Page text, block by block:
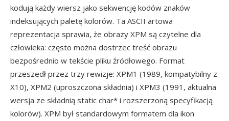
kodują każdy wiersz jako sekwencję kodów znaków
indeksujących paletę kolorów. Ta ASCII artowa
reprezentacja sprawia, że obrazy XPM są czytelne dla
człowieka: często można dostrzec treść obrazu
bezpośrednio w tekście pliku źródłowego. Format
przeszedł przez trzy rewizje: XPM1 (1989, kompatybilny z
X10), XPM2 (uproszczona składnia) i XPM3 (1991, aktualna
wersja ze składnią static char* i rozszerzoną specyfikacją
kolorów). XPM był standardowym formatem dla ikon